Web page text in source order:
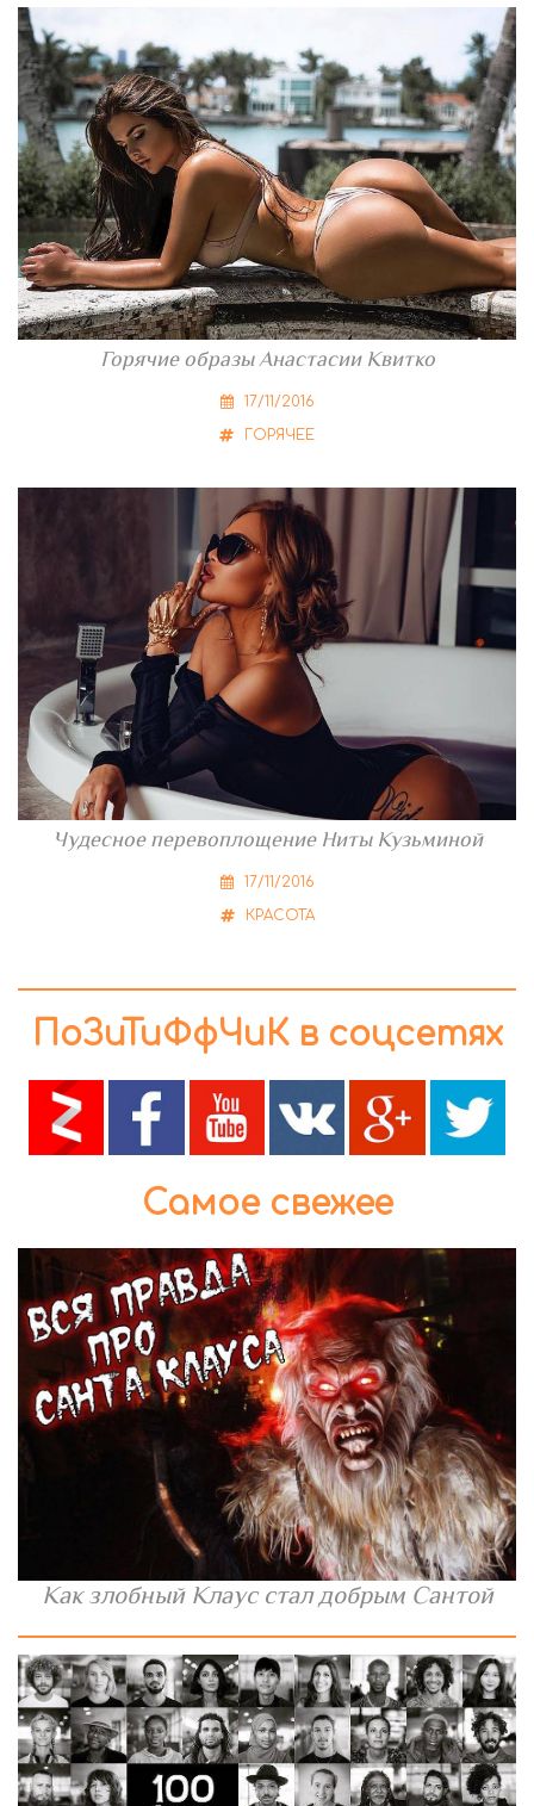
Горячие образы Анастасии Квитко
17/11/2016
ГОРЯЧЕЕ
Чудесное перевоплощение Ниты Кузьминой
17/11/2016
КРАСОТА
ПоЗиТиФфЧиК в соцсетях
Самое свежее
Как злобный Клаус стал добрым Сантой